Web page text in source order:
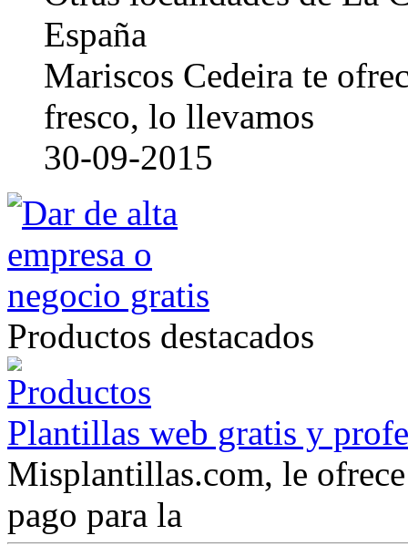
España
Mariscos Cedeira te
fresco, lo llevamos
30-09-2015
Productos destacados
Plantillas web gratis y
Misplantillas.com, le
pago para la